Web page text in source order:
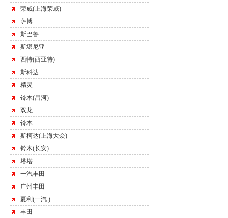
荣威(上海荣威)
萨博
斯巴鲁
斯堪尼亚
西特(西亚特)
斯科达
精灵
铃木(昌河)
双龙
铃木
斯柯达(上海大众)
铃木(长安)
塔塔
一汽丰田
广州丰田
夏利(一汽 )
丰田